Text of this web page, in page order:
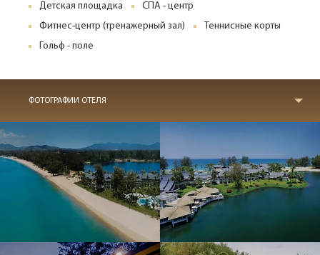
Детская площадка
СПА - центр
Фитнес-центр (тренажерный зал)
Теннисные корты
Гольф - поле
ФОТОГРАФИИ ОТЕЛЯ